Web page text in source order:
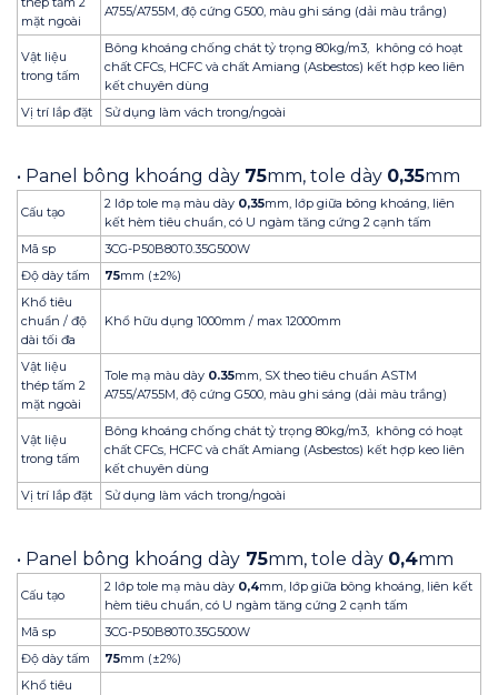
mặt ngoài
A755/A755M, độ cứng G500, màu ghi sáng (dải màu trắng)
Vật liệu
trong tấm
Bông khoáng chống chát tỷ trọng 80kg/m3, không có hoạt
chất CFCs, HCFC và chất Amiang (Asbestos) kết hợp keo liên
kết chuyên dùng
Vị trí lắp đặt
Sử dụng làm vách trong/ngoài
• Panel bông khoáng dày 75mm, tole dày 0,35mm
Cấu tạo
2 lớp tole mạ màu dày 0,35mm, lớp giữa bông khoáng, liên
kết hèm tiêu chuẩn, có U ngàm tăng cứng 2 cạnh tấm
Mã sp
3CG-P50B80T0.35G500W
Độ dày tấm
75mm (±2%)
Khổ tiêu
chuẩn / độ
dài tối đa
Khổ hữu dụng 1000mm / max 12000mm
Vật liệu
thép tấm 2
mặt ngoài
Tole mạ màu dày 0.35mm, SX theo tiêu chuẩn ASTM
A755/A755M, độ cứng G500, màu ghi sáng (dải màu trắng)
Vật liệu
trong tấm
Bông khoáng chống chát tỷ trọng 80kg/m3, không có hoạt
chất CFCs, HCFC và chất Amiang (Asbestos) kết hợp keo liên
kết chuyên dùng
Vị trí lắp đặt
Sử dụng làm vách trong/ngoài
• Panel bông khoáng dày 75mm, tole dày 0,4mm
Cấu tạo
2 lớp tole mạ màu dày 0,4mm, lớp giữa bông khoáng, liên kết
hèm tiêu chuẩn, có U ngàm tăng cứng 2 cạnh tấm
Mã sp
3CG-P50B80T0.35G500W
Độ dày tấm
75mm (±2%)
Khổ tiêu